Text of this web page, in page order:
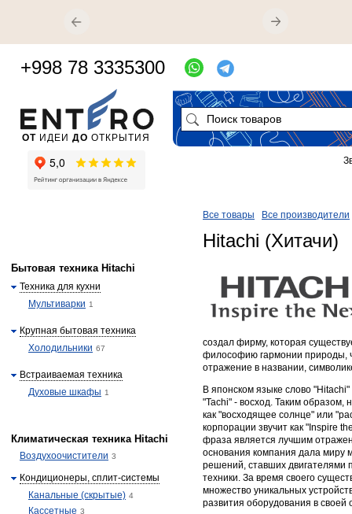
Все товары Все производители
Hitachi (Хитачи)
создал фирму, которая
философию гармонии природы,
отражение в названии,
В японском языке слово
"Tachi" - восход. Таким образом,
как "восходящее солнце" или
корпорации звучит как "Inspire
фраза является лучшим
основания компания дала миру
решений, ставших двигателями
техники. За время своего
множество уникальных
развития оборудования в своей
Бытовая техника Hitachi
Техника для кухни
Мультиварки 1
Крупная бытовая техника
Холодильники 67
Встраиваемая техника
Духовые шкафы 1
Климатическая техника Hitachi
Воздухоочистители 3
Кондиционеры, сплит-системы
Канальные (скрытые) 4
Кассетные 3
ОТ ИДЕИ ДО ОТКРЫТИЯ
+998 78 3335300